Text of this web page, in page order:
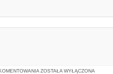
PORADNIK
ZOSTAŁA WYŁĄCZONA